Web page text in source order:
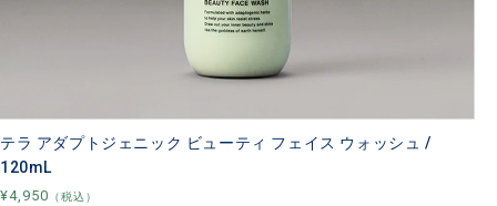
テラ アダプトジェニック ビューティ フェイス ウォッシュ /
120mL
¥4,950 （税込）